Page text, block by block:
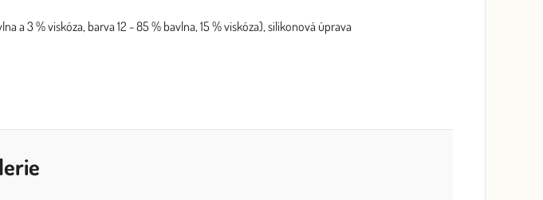
a 3 % viskóza, barva 12 - 85 % bavlna, 15 % viskóza), silikonová úprava